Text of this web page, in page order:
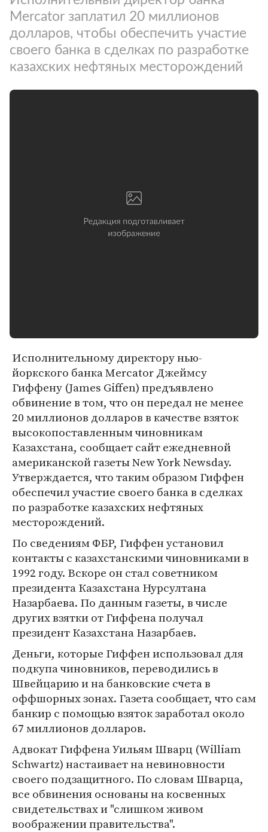
Mercator заплатил 20 миллионов
долларов, чтобы обеспечить участие
своего банка в сделках по разработке
казахских нефтяных месторождений
Исполнительному директору нью-
йоркского банка Mercator Джеймсу
Гиффену (James Giffen) предъявлено
обвинение в том, что он передал не менее
20 миллионов долларов в качестве взяток
высокопоставленным чиновникам
Казахстана, сообщает сайт ежедневной
американской газеты New York Newsday.
Утверждается, что таким образом Гиффен
обеспечил участие своего банка в сделках
по разработке казахских нефтяных
месторождений.
По сведениям ФБР, Гиффен установил
контакты с казахстанскими чиновниками в
1992 году. Вскоре он стал советником
президента Казахстана Нурсултана
Назарбаева. По данным газеты, в числе
других взятки от Гиффена получал
президент Казахстана Назарбаев.
Деньги, которые Гиффен использовал для
подкупа чиновников, переводились в
Швейцарию и на банковские счета в
оффшорных зонах. Газета сообщает, что сам
банкир с помощью взяток заработал около
67 миллионов долларов.
Адвокат Гиффена Уильям Шварц (William
Schwartz) настаивает на невиновности
своего подзащитного. По словам Шварца,
все обвинения основаны на косвенных
свидетельствах и "слишком живом
воображении правительства".